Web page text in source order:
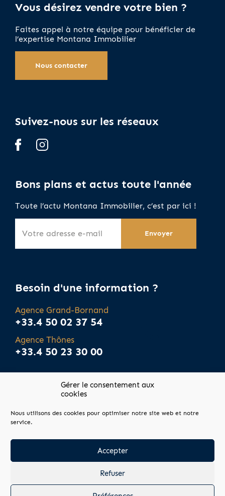
Gérer le consentement aux
cookies
Nous utilisons des cookies pour optimiser notre site web et notre
service.
Accepter
Refuser
Vous désirez vendre votre bien ?
Faites appel à notre équipe pour bénéficier de
l’expertise Montana Immobilier
Nous contacter
Suivez-nous sur les réseaux
Bons plans et actus toute l'année
Toute l’actu Montana Immobilier, c’est par ici !
Besoin d'une information ?
Agence Grand-Bornand
+33.4 50 02 37 54
Agence Thônes
+33.4 50 23 30 00